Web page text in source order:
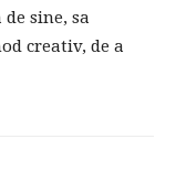
sine, sa
creativ, de a